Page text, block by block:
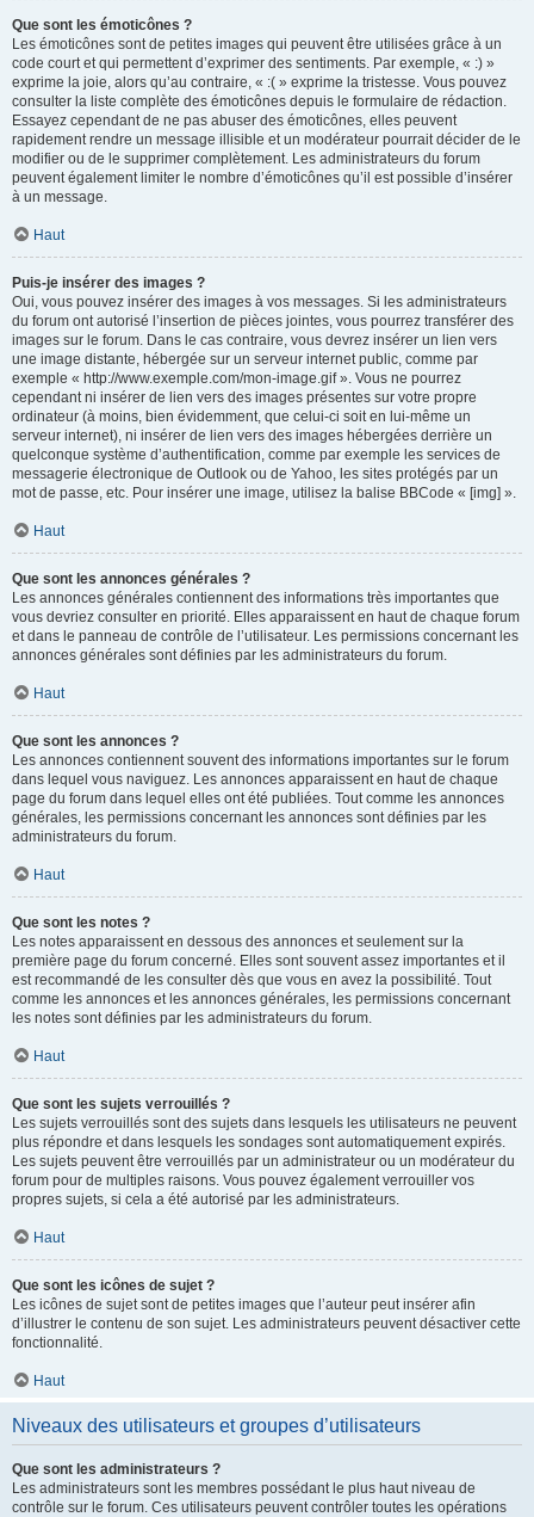
Que sont les émoticônes ?
Les émoticônes sont de petites images qui peuvent être utilisées grâce à un
code court et qui permettent d’exprimer des sentiments. Par exemple, « :) »
exprime la joie, alors qu’au contraire, « :( » exprime la tristesse. Vous pouvez
consulter la liste complète des émoticônes depuis le formulaire de rédaction.
Essayez cependant de ne pas abuser des émoticônes, elles peuvent
rapidement rendre un message illisible et un modérateur pourrait décider de le
modifier ou de le supprimer complètement. Les administrateurs du forum
peuvent également limiter le nombre d’émoticônes qu’il est possible d’insérer
à un message.
Haut
Puis-je insérer des images ?
Oui, vous pouvez insérer des images à vos messages. Si les administrateurs
du forum ont autorisé l’insertion de pièces jointes, vous pourrez transférer des
images sur le forum. Dans le cas contraire, vous devrez insérer un lien vers
une image distante, hébergée sur un serveur internet public, comme par
exemple « http://www.exemple.com/mon-image.gif ». Vous ne pourrez
cependant ni insérer de lien vers des images présentes sur votre propre
ordinateur (à moins, bien évidemment, que celui-ci soit en lui-même un
serveur internet), ni insérer de lien vers des images hébergées derrière un
quelconque système d’authentification, comme par exemple les services de
messagerie électronique de Outlook ou de Yahoo, les sites protégés par un
mot de passe, etc. Pour insérer une image, utilisez la balise BBCode « [img] ».
Haut
Que sont les annonces générales ?
Les annonces générales contiennent des informations très importantes que
vous devriez consulter en priorité. Elles apparaissent en haut de chaque forum
et dans le panneau de contrôle de l’utilisateur. Les permissions concernant les
annonces générales sont définies par les administrateurs du forum.
Haut
Que sont les annonces ?
Les annonces contiennent souvent des informations importantes sur le forum
dans lequel vous naviguez. Les annonces apparaissent en haut de chaque
page du forum dans lequel elles ont été publiées. Tout comme les annonces
générales, les permissions concernant les annonces sont définies par les
administrateurs du forum.
Haut
Que sont les notes ?
Les notes apparaissent en dessous des annonces et seulement sur la
première page du forum concerné. Elles sont souvent assez importantes et il
est recommandé de les consulter dès que vous en avez la possibilité. Tout
comme les annonces et les annonces générales, les permissions concernant
les notes sont définies par les administrateurs du forum.
Haut
Que sont les sujets verrouillés ?
Les sujets verrouillés sont des sujets dans lesquels les utilisateurs ne peuvent
plus répondre et dans lesquels les sondages sont automatiquement expirés.
Les sujets peuvent être verrouillés par un administrateur ou un modérateur du
forum pour de multiples raisons. Vous pouvez également verrouiller vos
propres sujets, si cela a été autorisé par les administrateurs.
Haut
Que sont les icônes de sujet ?
Les icônes de sujet sont de petites images que l’auteur peut insérer afin
d’illustrer le contenu de son sujet. Les administrateurs peuvent désactiver cette
fonctionnalité.
Haut
Niveaux des utilisateurs et groupes d’utilisateurs
Que sont les administrateurs ?
Les administrateurs sont les membres possédant le plus haut niveau de
contrôle sur le forum. Ces utilisateurs peuvent contrôler toutes les opérations